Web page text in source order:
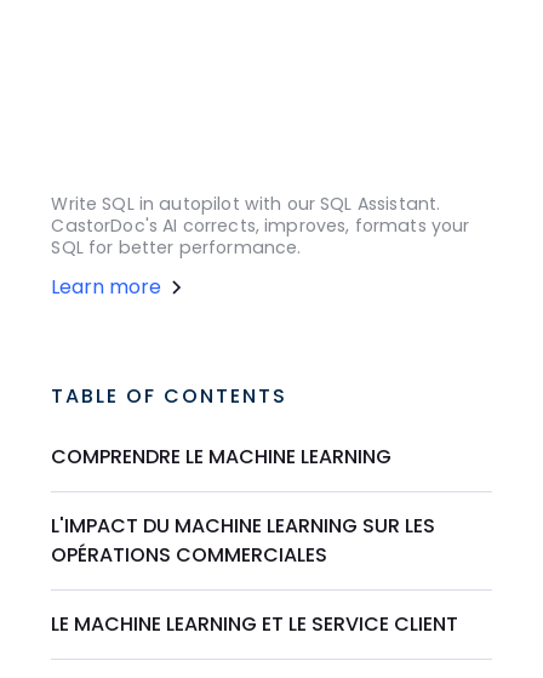
Write SQL in autopilot with our SQL Assistant.
CastorDoc's AI corrects, improves, formats your
SQL for better performance.
Learn more
TABLE OF CONTENTS
COMPRENDRE LE MACHINE LEARNING
L'IMPACT DU MACHINE LEARNING SUR LES
OPÉRATIONS COMMERCIALES
LE MACHINE LEARNING ET LE SERVICE CLIENT